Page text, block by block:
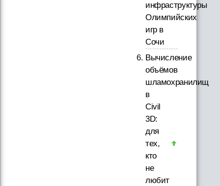
инфраструктуры
Олимпийских
игр в
Сочи
Вычисление
объёмов
шламохранилищ
в
Civil
3D:
для
тех,
кто
не
любит